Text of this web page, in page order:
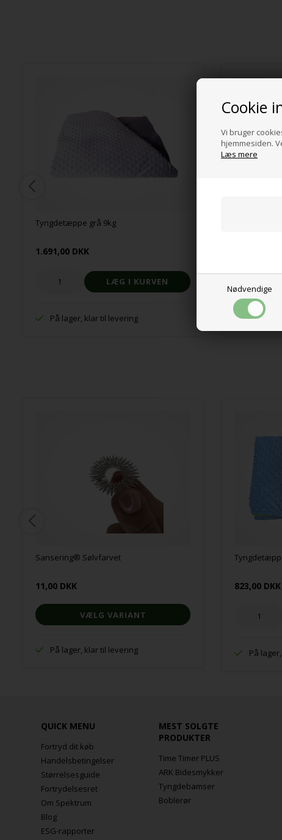
Cookie
Vi bruger
hjemmesiden.
Læs mere
Nødvendige
Tyngdetæppe grå 9kg
1.691,00 DKK
På lager, klar til levering På
Sansering® Sølvfarvet
11,00 DKK
VÆLG VARIANT
På lager, klar til levering
823,00 DKK
På
QUICK MENU
Fortryd dit køb
Handelsbetingelser
Størrelsesguide
Fortrydelsesret
Om Spektrum
Blog
ESG-rapporter
MEST SOLGTE
PRODUKTER
Time Timer PLUS
ARK Bidesmykker
Tyngdebamser
Boblerør